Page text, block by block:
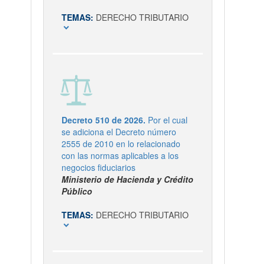
TEMAS: DERECHO TRIBUTARIO
expand_more
Decreto 510 de 2026. Por el cual
se adiciona el Decreto número
2555 de 2010 en lo relacionado
con las normas aplicables a los
negocios fiduciarios
Ministerio de Hacienda y Crédito
Público
TEMAS: DERECHO TRIBUTARIO
expand_more